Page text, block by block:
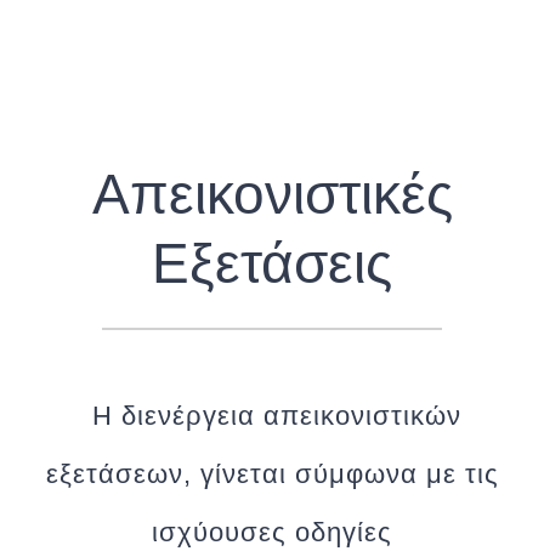
Απεικονιστικές
Εξετάσεις
Η διενέργεια απεικονιστικών
εξετάσεων, γίνεται σύμφωνα με τις
ισχύουσες οδηγίες